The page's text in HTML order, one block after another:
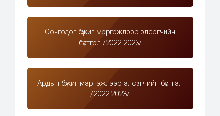
Сонгодог бүжиг мэргэжлээр элсэгчийн
бүртгэл /2022-2023/
Ардын бүжиг мэргэжлээр элсэгчийн бүртгэл
/2022-2023/